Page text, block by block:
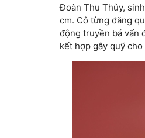
Đoàn Thu Thủy,
cm. Cô từng đăng
động truyền bá vấn
kết hợp gây quỹ